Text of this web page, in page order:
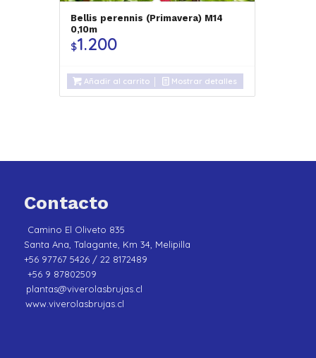
Bellis perennis (Primavera) M14
0,10m
$1.200
Añadir al carrito Mostrar detalles
Contacto
Camino El Oliveto 835
Santa Ana, Talagante, Km 34, Melipilla
+56 97767 5426 / 22 8172489
+56 9 87802509
plantas@viverolasbrujas.cl
www.viverolasbrujas.cl